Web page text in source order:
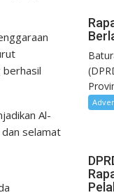
berhasil
Al-
dan selamat